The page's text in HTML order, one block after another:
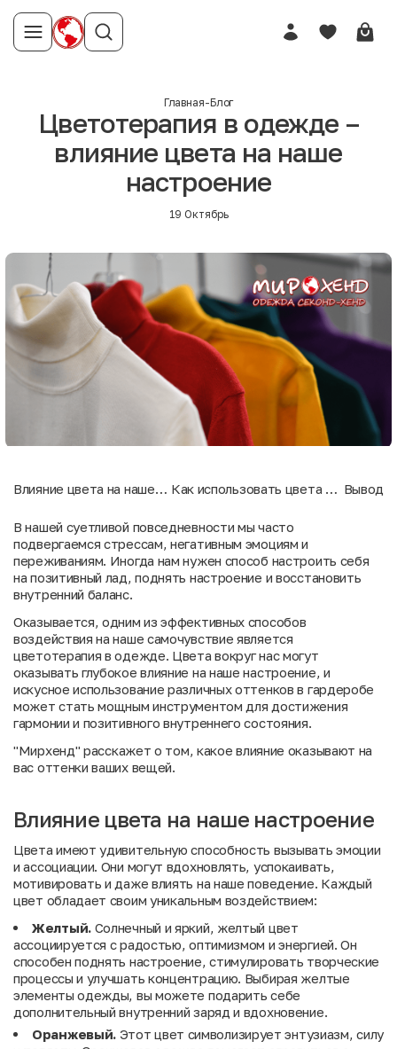
Главная-Блог
Цветотерапия в одежде –
влияние цвета на наше
настроение
19 Октябрь
Влияние цвета на наше
Как использовать цвета в
Вывод
В нашей суетливой повседневности мы часто
подвергаемся стрессам, негативным эмоциям и
переживаниям. Иногда нам нужен способ настроить себя
на позитивный лад, поднять настроение и восстановить
внутренний баланс.
Оказывается, одним из эффективных способов
воздействия на наше самочувствие является
цветотерапия в одежде. Цвета вокруг нас могут
оказывать глубокое влияние на наше настроение, и
искусное использование различных оттенков в гардеробе
может стать мощным инструментом для достижения
гармонии и позитивного внутреннего состояния.
"Мирхенд" расскажет о том, какое влияние оказывают на
вас оттенки ваших вещей.
Влияние цвета на наше настроение
Цвета имеют удивительную способность вызывать эмоции
и ассоциации. Они могут вдохновлять, успокаивать,
мотивировать и даже влиять на наше поведение. Каждый
цвет обладает своим уникальным воздействием:
Желтый.Солнечный и яркий, желтый цвет
ассоциируется с радостью, оптимизмом и энергией. Он
способен поднять настроение, стимулировать творческие
процессы и улучшать концентрацию. Выбирая желтые
элементы одежды, вы можете подарить себе
дополнительный внутренний заряд и вдохновение.
Оранжевый. Этот цвет символизирует энтузиазм, силу